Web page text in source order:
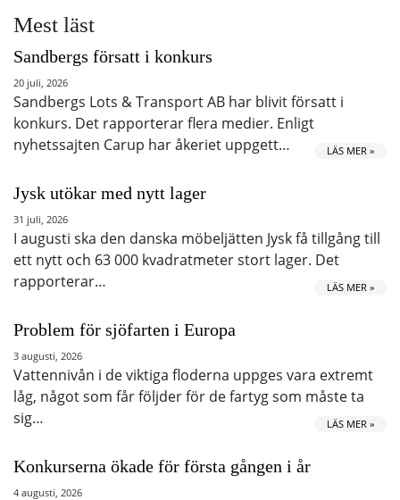
Mest läst
Sandbergs försatt i konkurs
20 juli, 2026
Sandbergs Lots & Transport AB har blivit försatt i
konkurs. Det rapporterar flera medier. Enligt
nyhetssajten Carup har åkeriet uppgett…
LÄS MER »
Jysk utökar med nytt lager
31 juli, 2026
I augusti ska den danska möbeljätten Jysk få tillgång till
ett nytt och 63 000 kvadratmeter stort lager. Det
rapporterar…
LÄS MER »
Problem för sjöfarten i Europa
3 augusti, 2026
Vattennivån i de viktiga floderna uppges vara extremt
låg, något som får följder för de fartyg som måste ta
sig…
LÄS MER »
Konkurserna ökade för första gången i år
4 augusti, 2026